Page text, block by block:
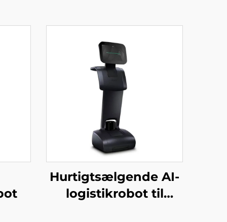
Hurtigtsælgende AI-
logistikrobot til